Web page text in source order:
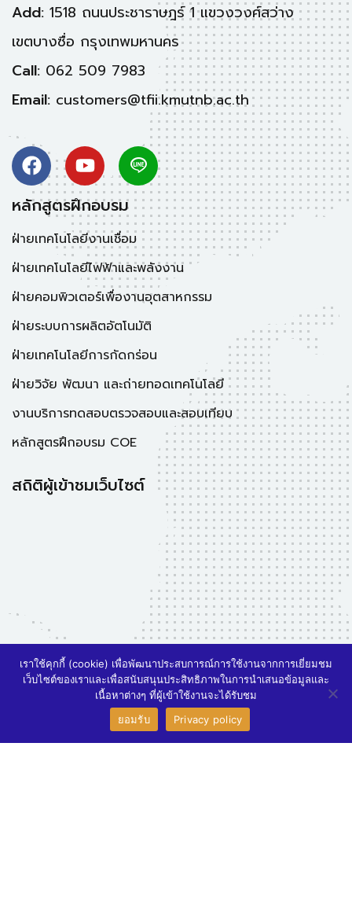
Add: 1518 ถนนประชาราษฎร์ 1 แขวงวงศ์สว่าง
เขตบางซื่อ กรุงเทพมหานคร
Call: 062 509 7983
Email: customers@tfii.kmutnb.ac.th
หลักสูตรฝึกอบรม
ฝ่ายเทคโนโลยีงานเชื่อม
ฝ่ายเทคโนโลยีไฟฟ้าและพลังงาน
ฝ่ายคอมพิวเตอร์เพื่องานอุตสาหกรรม
ฝ่ายระบบการผลิตอัตโนมัติ
ฝ่ายเทคโนโลยีการกัดกร่อน
ฝ่ายวิจัย พัฒนา และถ่ายทอดเทคโนโลยี
งานบริการทดสอบตรวจสอบและสอบเทียบ
หลักสูตรฝึกอบรม COE
สถิติผู้เข้าชมเว็บไซต์
เราใช้คุกกี้ (cookie) เพื่อพัฒนาประสบการณ์การใช้งานจากการเยี่ยมชม
เว็บไซต์ของเราและเพื่อสนับสนุนประสิทธิภาพในการนำเสนอข้อมูลและ
เนื้อหาต่างๆ ที่ผู้เข้าใช้งานจะได้รับชม
ยอมรับ
Privacy policy
สอบถามรายละเอียดเพิ่มเติม
3